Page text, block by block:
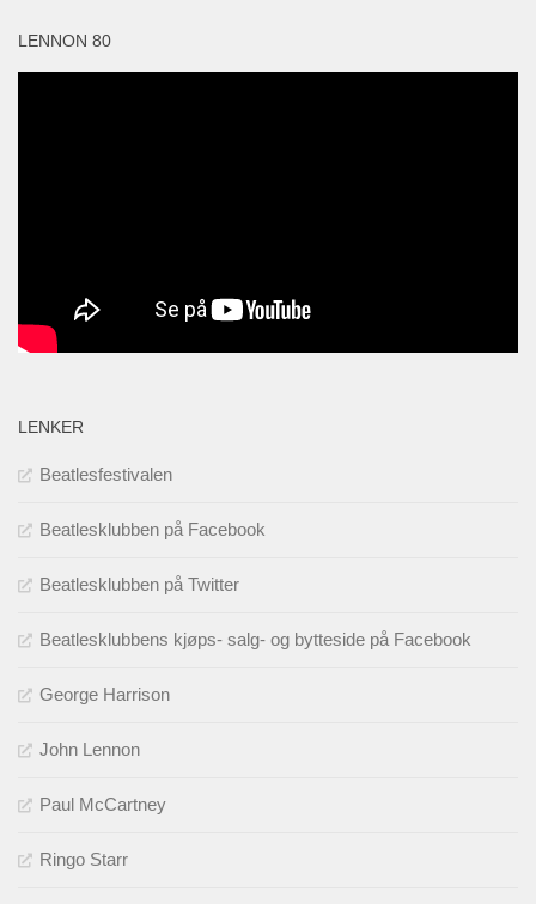
LENNON 80
LENKER
Beatlesfestivalen
Beatlesklubben på Facebook
Beatlesklubben på Twitter
Beatlesklubbens kjøps- salg- og bytteside på Facebook
George Harrison
John Lennon
Paul McCartney
Ringo Starr